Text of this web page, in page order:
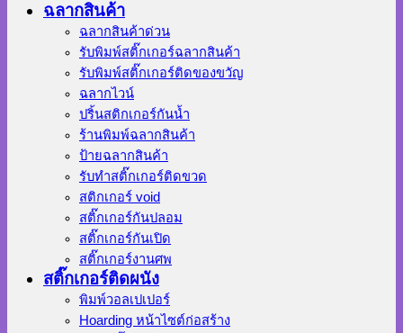
ฉลากสินค้า
ฉลากสินค้าด่วน
รับพิมพ์สติ๊กเกอร์ฉลากสินค้า
รับพิมพ์สติ๊กเกอร์ติดของขวัญ
ฉลากไวน์
ปริ้นสติกเกอร์กันน้ำ
ร้านพิมพ์ฉลากสินค้า
ป้ายฉลากสินค้า
รับทำสติ๊กเกอร์ติดขวด
สติกเกอร์ void
สติ๊กเกอร์กันปลอม
สติ๊กเกอร์กันเปิด
สติ๊กเกอร์งานศพ
สติ๊กเกอร์ติดผนัง
พิมพ์วอลเปเปอร์
Hoarding หน้าไซต์ก่อสร้าง